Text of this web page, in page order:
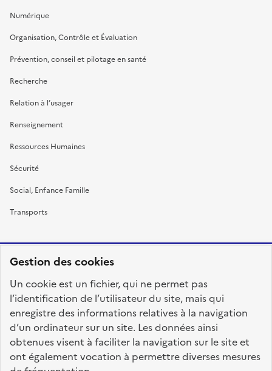
Gestion des cookies
Un cookie est un fichier, qui ne permet pas
l’identification de l’utilisateur du site, mais qui
enregistre des informations relatives à la navigation
d’un ordinateur sur un site. Les données ainsi
obtenues visent à faciliter la navigation sur le site et
ont également vocation à permettre diverses mesures
Numérique
Organisation, Contrôle et Évaluation
Prévention, conseil et pilotage en santé
Recherche
Relation à l’usager
Renseignement
Ressources Humaines
Sécurité
Social, Enfance Famille
Transports
FRANÇAISE
fonction-publique.gouv.fr
legifrance.gouv.fr